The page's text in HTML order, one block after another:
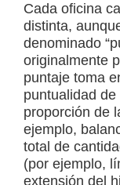
Cada oficina
distinta,
denominado
originalmente
puntaje toma
puntualidad
proporción de
ejemplo,
total de
(por ejemplo,
extensión del